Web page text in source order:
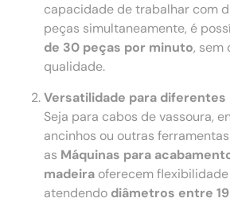
capacidade de trabalhar com
peças simultaneamente, é
de 30 peças por minuto, sem
qualidade.
Versatilidade para
Seja para cabos de vassoura,
ancinhos ou outras
as Máquinas para
madeira oferecem
atendendo diâmetros entre